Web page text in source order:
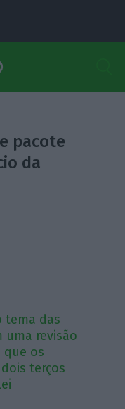
pacote
da
tema das
uma revisão
os
terços